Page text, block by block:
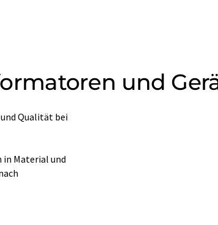
und
Qualität bei
Material und